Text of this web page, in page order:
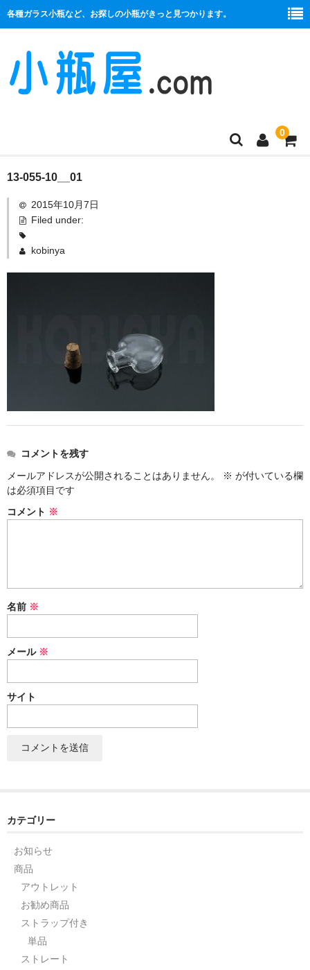
各種ガラス小瓶など、お探しの小瓶がきっと見つかります。
0
商品一覧
絞り口
ふた付き
単品
セット
アウトレット
お問い合わせ
13-055-10__01
2015年10月7日
Filed under:
kobinya
コメントを残す
メールアドレスが公開されることはありません。
※ が付いている欄
は必須項目です
コメント ※
名前 ※
メール ※
サイト
カテゴリー
お知らせ
商品
アウトレット
お勧め商品
ストラップ付き
単品
ストレート